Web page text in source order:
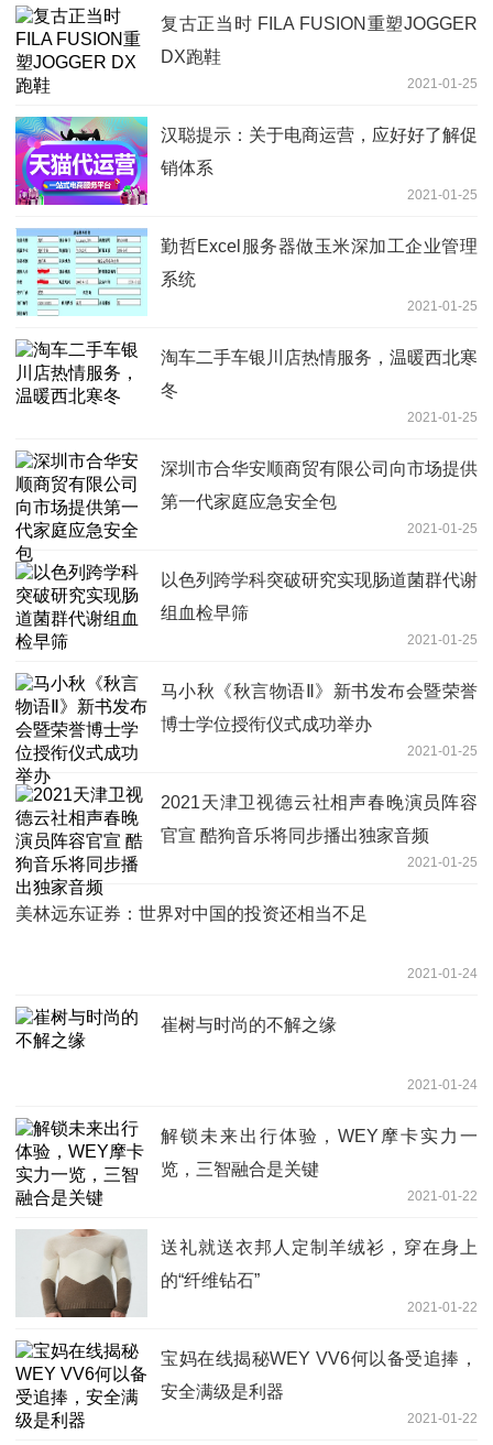
复古正当时 FILA FUSION重塑JOGGER
DX跑鞋
2021-01-25
汉聪提示：关于电商运营，应好好了解促
销体系
2021-01-25
勤哲Excel服务器做玉米深加工企业管理
系统
2021-01-25
淘车二手车银川店热情服务，温暖西北寒
冬
2021-01-25
深圳市合华安顺商贸有限公司向市场提供
第一代家庭应急安全包
2021-01-25
以色列跨学科突破研究实现肠道菌群代谢
组血检早筛
2021-01-25
马小秋《秋言物语Ⅱ》新书发布会暨荣誉
博士学位授衔仪式成功举办
2021-01-25
2021天津卫视德云社相声春晚演员阵容
官宣 酷狗音乐将同步播出独家音频
2021-01-25
美林远东证券：世界对中国的投资还相当不足
2021-01-24
崔树与时尚的不解之缘
2021-01-24
解锁未来出行体验，WEY摩卡实力一
览，三智融合是关键
2021-01-22
送礼就送衣邦人定制羊绒衫，穿在身上
的“纤维钻石”
2021-01-22
宝妈在线揭秘WEY VV6何以备受追捧，
安全满级是利器
2021-01-22